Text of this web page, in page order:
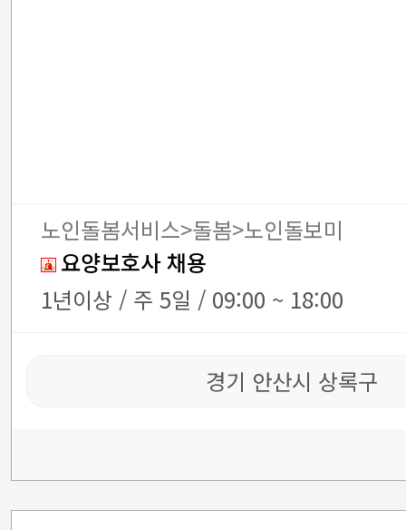
노인돌봄서비스>돌봄>노인돌보미
요양보호사 채용
1년이상 / 주 5일 / 09:00 ~ 18:00
경기 안산시 상록구